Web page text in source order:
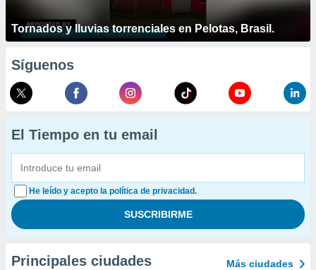
Tornados y lluvias torrenciales en Pelotas, Brasil.
Síguenos
El Tiempo en tu email
He leído y acepto la política de privacidad.
Principales ciudades Más ciudades